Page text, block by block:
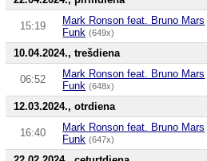
15:19 Mark Ronson feat. Bruno Mars
Funk (649x)
10.04.2024., trešdiena
06:52 Mark Ronson feat. Bruno Mars
Funk (648x)
12.03.2024., otrdiena
16:40 Mark Ronson feat. Bruno Mars
Funk (647x)